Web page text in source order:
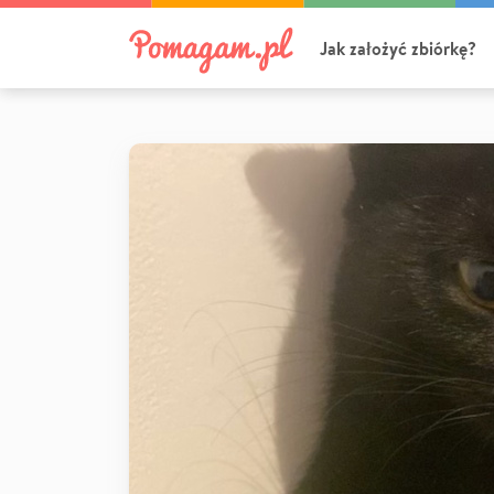
Jak założyć zbiórkę?